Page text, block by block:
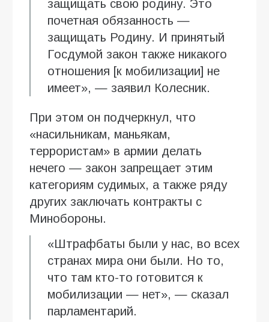
защищать свою родину. Это
почетная обязанность —
защищать Родину. И принятый
Госдумой закон также никакого
отношения [к мобилизации] не
имеет», — заявил Колесник.
При этом он подчеркнул, что
«насильникам, маньякам,
террористам» в армии делать
нечего — закон запрещает этим
категориям судимых, а также ряду
других заключать контракты с
Минобороны.
«Штрафбаты были у нас, во всех
странах мира они были. Но то,
что там кто-то готовится к
мобилизации — нет», — сказал
парламентарий.